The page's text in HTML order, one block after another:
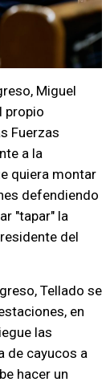
Miguel
propio
Fuerzas
a la
quiera montar
defendiendo
"tapar" la
del
Tellado se
en
las
de cayucos a
hacer un